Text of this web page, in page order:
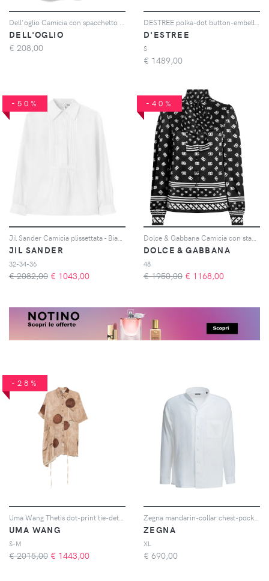
DELL'OGLIO
€ 208,00
D'ESTREE
S
€ 1489,00
-50%
JIL SANDER
32-34-36
€ 2082,00 € 1043,00
-40%
DOLCE & GABBANA
48
€ 1950,00 € 1168,00
-28%
UMA WANG
S-M
€ 2015,00 € 1443,00
ZEGNA
XL
€ 690,00